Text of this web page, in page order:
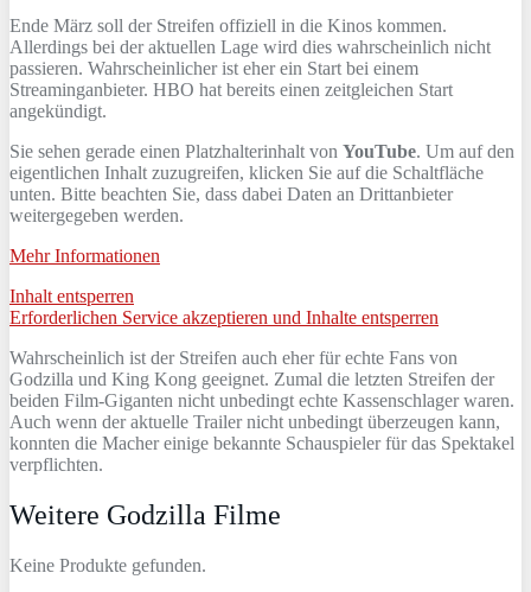
Ende März soll der Streifen offiziell in die Kinos kommen.
Allerdings bei der aktuellen Lage wird dies wahrscheinlich nicht
passieren. Wahrscheinlicher ist eher ein Start bei einem
Streaminganbieter. HBO hat bereits einen zeitgleichen Start
angekündigt.
Sie sehen gerade einen Platzhalterinhalt von YouTube. Um auf den
eigentlichen Inhalt zuzugreifen, klicken Sie auf die Schaltfläche
unten. Bitte beachten Sie, dass dabei Daten an Drittanbieter
weitergegeben werden.
Mehr Informationen
Inhalt entsperren
Erforderlichen Service akzeptieren und Inhalte entsperren
Wahrscheinlich ist der Streifen auch eher für echte Fans von
Godzilla und King Kong geeignet. Zumal die letzten Streifen der
beiden Film-Giganten nicht unbedingt echte Kassenschlager waren.
Auch wenn der aktuelle Trailer nicht unbedingt überzeugen kann,
konnten die Macher einige bekannte Schauspieler für das Spektakel
verpflichten.
Weitere Godzilla Filme
Keine Produkte gefunden.